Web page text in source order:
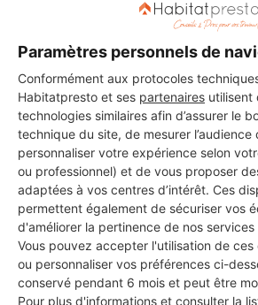
Paramètres personnels de
Conformément aux protocoles
Habitatpresto et ses partenaires utilisent
technologies similaires afin d’assurer le
technique du site, de mesurer
personnaliser votre expérience selon
ou professionnel) et de vous proposer
adaptées à vos centres d’intérêt. Ces
permettent également de sécuriser vos
d'améliorer la pertinence de nos
Vous pouvez accepter l'utilisation de ces
ou personnaliser vos préférences ci-
conservé pendant 6 mois et peut être
Pour plus d'informations et consulter la
PAS LE
Vous souhaitez réaliser des travaux et ne
choisir ? Demandez des devis travauxauprès
professionnels partout en
DEMANDER UN